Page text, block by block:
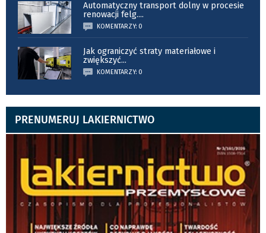
Automatyczny transport dolny w procesie
renowacji felg....
KOMENTARZY: 0
Jak ograniczyć straty materiałowe i
zwiększyć...
KOMENTARZY: 0
PRENUMERUJ LAKIERNICTWO